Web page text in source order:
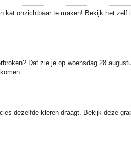
kat onzichtbaar te maken! Bekijk het
Dat zie je op woensdag 28
dezelfde kleren draagt. Bekijk deze